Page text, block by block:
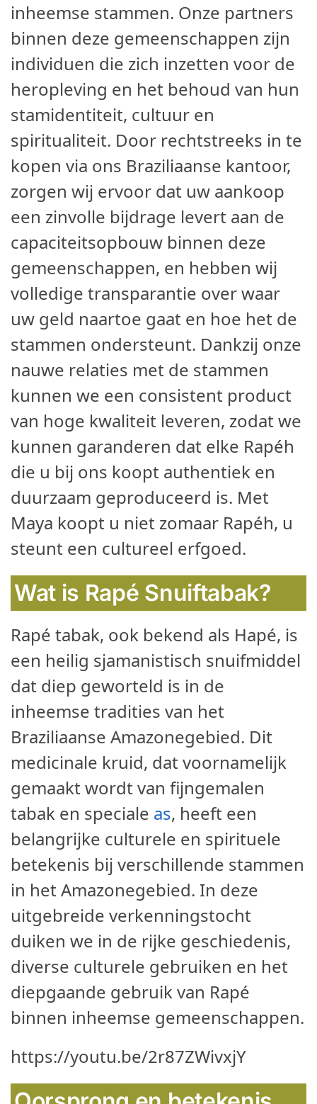
inheemse stammen. Onze partners
binnen deze gemeenschappen zijn
individuen die zich inzetten voor de
heropleving en het behoud van hun
stamidentiteit, cultuur en
spiritualiteit. Door rechtstreeks in te
kopen via ons Braziliaanse kantoor,
zorgen wij ervoor dat uw aankoop
een zinvolle bijdrage levert aan de
capaciteitsopbouw binnen deze
gemeenschappen, en hebben wij
volledige transparantie over waar
uw geld naartoe gaat en hoe het de
stammen ondersteunt. Dankzij onze
nauwe relaties met de stammen
kunnen we een consistent product
van hoge kwaliteit leveren, zodat we
kunnen garanderen dat elke Rapéh
die u bij ons koopt authentiek en
duurzaam geproduceerd is. Met
Maya koopt u niet zomaar Rapéh, u
steunt een cultureel erfgoed.
Wat is Rapé Snuiftabak?
Rapé tabak, ook bekend als Hapé, is
een heilig sjamanistisch snuifmiddel
dat diep geworteld is in de
inheemse tradities van het
Braziliaanse Amazonegebied. Dit
medicinale kruid, dat voornamelijk
gemaakt wordt van fijngemalen
tabak en speciale as, heeft een
belangrijke culturele en spirituele
betekenis bij verschillende stammen
in het Amazonegebied. In deze
uitgebreide verkenningstocht
duiken we in de rijke geschiedenis,
diverse culturele gebruiken en het
diepgaande gebruik van Rapé
binnen inheemse gemeenschappen.
https://youtu.be/2r87ZWivxjY